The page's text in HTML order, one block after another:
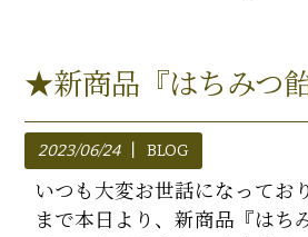
2023/06/24 BLOG
いつも大変お世話になってお
まで本日より、新商品『はち